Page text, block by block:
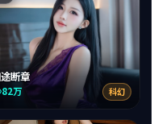
断章
82万 科幻